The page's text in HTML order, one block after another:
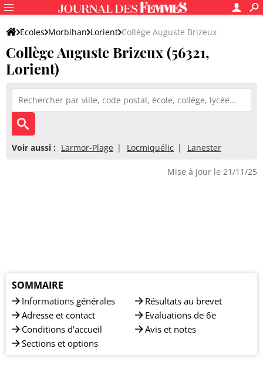
Ecoles Morbihan Lorient Collège Auguste Brizeux
Collège Auguste Brizeux (56321,
Lorient)
Voir aussi : Larmor-Plage Locmiquélic Lanester
Mise à jour le 21/11/25
SOMMAIRE
Informations générales
Adresse et contact
Conditions d'accueil
Sections et options
Résultats au brevet
Evaluations de 6e
Avis et notes